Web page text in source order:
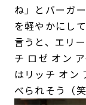
ね」とバーガ
を軽やかにし
言うと、エリ
チ ロゼ オン
はリッチ オン
べられそう（